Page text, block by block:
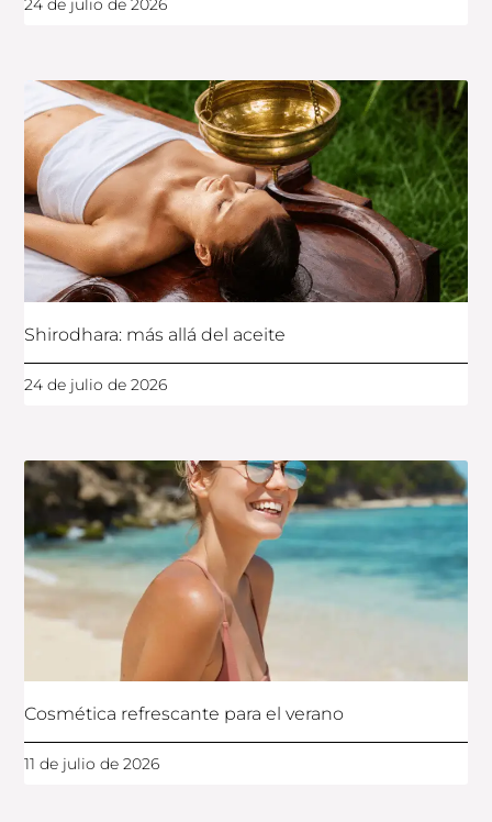
24 de julio de 2026
Shirodhara: más allá del aceite
24 de julio de 2026
Cosmética refrescante para el verano
11 de julio de 2026